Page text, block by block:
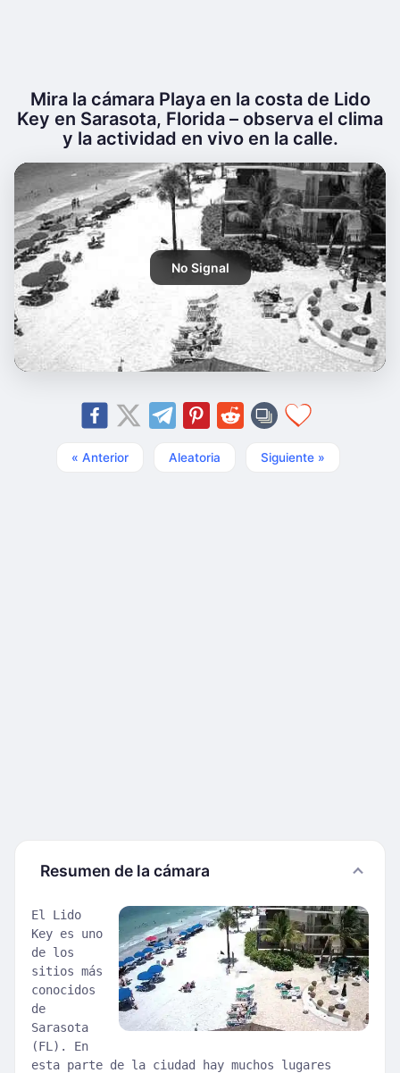
Mira la cámara Playa en la costa de Lido
Key en Sarasota, Florida – observa el clima
y la actividad en vivo en la calle.
No Signal
« Anterior Aleatoria Siguiente »
Resumen de la cámara
El Lido
Key es uno
de los
sitios más
conocidos
de
Sarasota
(FL). En
esta parte de la ciudad hay muchos lugares